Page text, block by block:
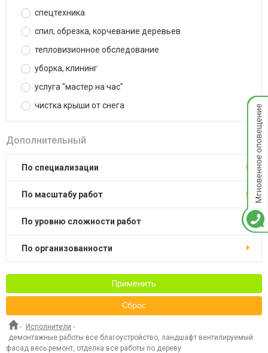
спецтехника
спил, обрезка, корчевание деревьев
тепловизионное обследование
уборка, клининг
услуга "мастер на час"
чистка крыши от снега
Дополнительный
по специализации
по масштабу работ
по уровню сложности работ
по организованности
Применить
Сброс
- Исполнители -
демонтажные работы все благоустройство, ландшафт вентилируемый
фасад весь ремонт, отделка все работы по дереву